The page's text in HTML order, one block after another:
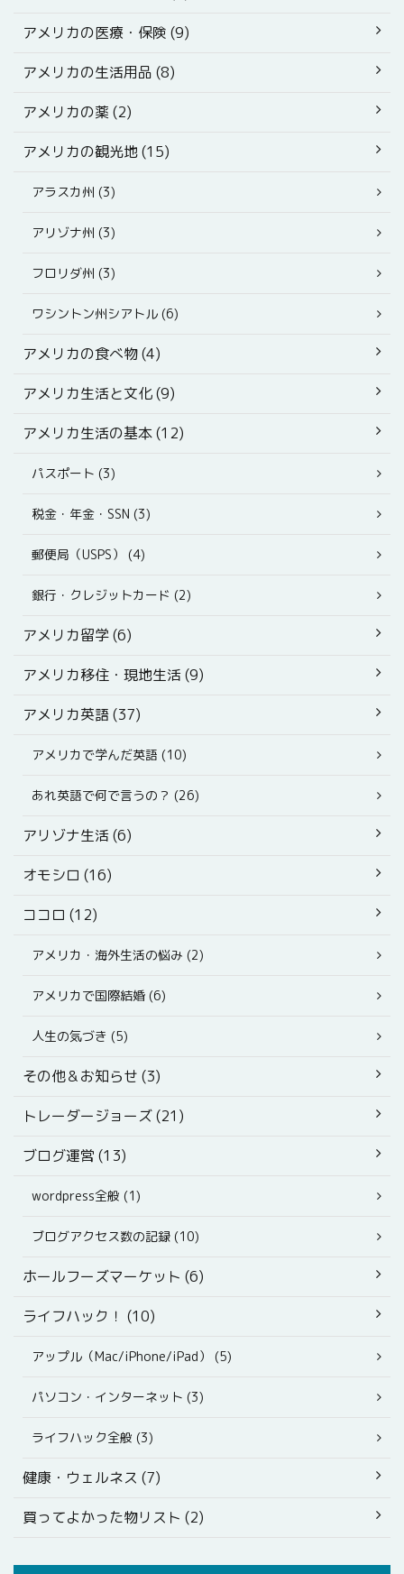
アメリカの医療・保険 (9)
アメリカの生活用品 (8)
アメリカの薬 (2)
アメリカの観光地 (15)
アラスカ州 (3)
アリゾナ州 (3)
フロリダ州 (3)
ワシントン州シアトル (6)
アメリカの食べ物 (4)
アメリカ生活と文化 (9)
アメリカ生活の基本 (12)
パスポート (3)
税金・年金・SSN (3)
郵便局（USPS） (4)
銀行・クレジットカード (2)
アメリカ留学 (6)
アメリカ移住・現地生活 (9)
アメリカ英語 (37)
アメリカで学んだ英語 (10)
あれ英語で何で言うの？ (26)
アリゾナ生活 (6)
オモシロ (16)
ココロ (12)
アメリカ・海外生活の悩み (2)
アメリカで国際結婚 (6)
人生の気づき (5)
その他＆お知らせ (3)
トレーダージョーズ (21)
ブログ運営 (13)
wordpress全般 (1)
ブログアクセス数の記録 (10)
ホールフーズマーケット (6)
ライフハック！ (10)
アップル（Mac/iPhone/iPad） (5)
パソコン・インターネット (3)
ライフハック全般 (3)
健康・ウェルネス (7)
買ってよかった物リスト (2)